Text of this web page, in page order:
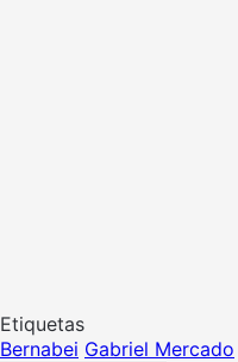
Etiquetas
Bernabei Gabriel Mercado